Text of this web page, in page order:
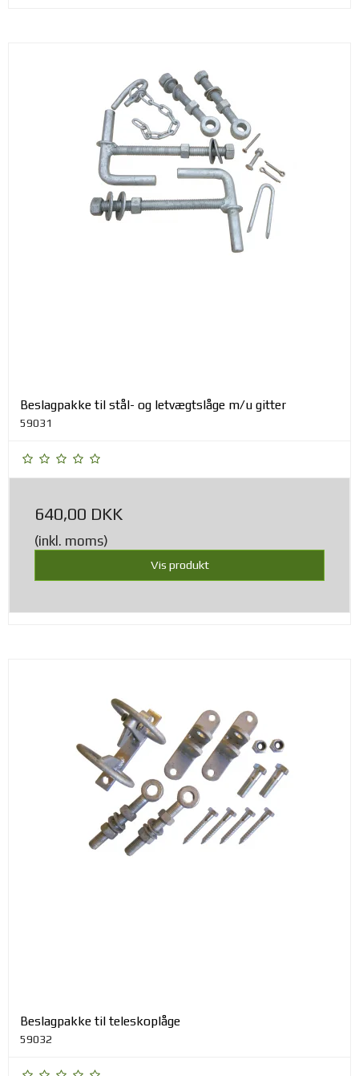
Beslagpakke til stål- og letvægtslåge m/u gitter
59031
640,00 DKK
(inkl. moms)
Vis produkt
Beslagpakke til teleskoplåge
59032